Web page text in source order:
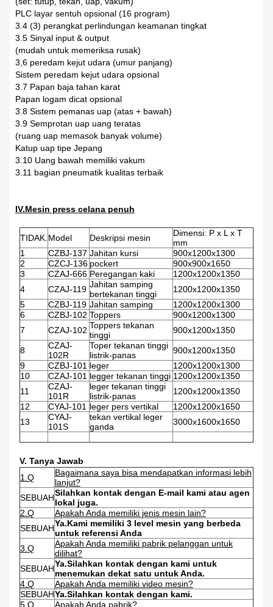
PLC layar sentuh opsional (16 program)
3.4 (3) perangkat perlindungan keamanan tingkat
3.5 Sinyal input & output
(mudah untuk memeriksa rusak)
3,6 peredam kejut udara (umur panjang)
Sistem peredam kejut udara opsional
3.7 Papan baja tahan karat
Papan logam dicat opsional
3.8 Sistem pemanas uap (atas + bawah)
3.9 Semprotan uap uang teratas
(ruang uap memasok banyak volume)
Katup uap tipe Jepang
3.10 Uang bawah memiliki vakum
3.11 bagian pneumatik kualitas terbaik
IV.Mesin press celana penuh
TIDAK.Model Deskripsi mesin
Dimensi: P x L x T
mm
1
CZBJ-137 Jahitan kursi
900x1200x1300
2
CZCJ-136 pockert
900x900x1650
3
CZAJ-666 Peregangan kaki
1200x1200x1350
4
CZAJ-119 Jahitan samping
bertekanan tinggi
1200x1200x1350
5
CZBJ-119 Jahitan samping
1200x1200x1300
6
CZBJ-102 Toppers
900x1200x1300
7
CZAJ-102 Toppers tekanan
tinggi
900x1200x1350
8
CZAJ-
102R
Toper tekanan tinggi
listrik-panas
900x1200x1350
9
CZBJ-101 leger
1200x1200x1300
10
CZAJ-101 legger tekanan tinggi 1200x1200x1350
11
CZAJ-
101R
leger tekanan tinggi
listrik-panas
1200x1200x1350
12
CYAJ-101 leger pers vertikal
1200x1200x1650
13
CYAJ-
101S
tekan vertikal leger
ganda
3000x1600x1650
V. Tanya Jawab
1.Q
Bagaimana saya bisa mendapatkan informasi lebih
lanjut?
SEBUAHSilahkan kontak dengan E-mail kami atau agen
lokal juga.
2.Q
Apakah Anda memiliki jenis mesin lain?
SEBUAHYa.Kami memiliki 3 level mesin yang berbeda
untuk referensi Anda
3.Q
Apakah Anda memiliki pabrik pelanggan untuk
dilihat?
SEBUAHYa.Silahkan kontak dengan kami untuk
menemukan dekat satu untuk Anda.
4.Q
Apakah Anda memiliki video mesin?
SEBUAHYa.Silahkan kontak dengan kami.
5.Q
Apakah Anda pabrik?